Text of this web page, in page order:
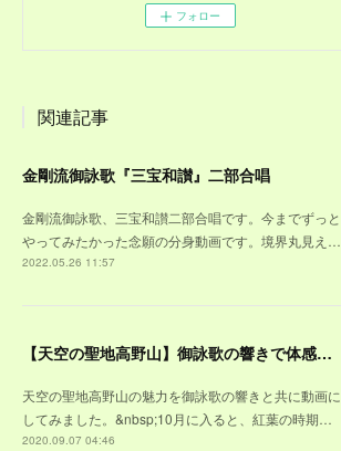
フォロー
関連記事
金剛流御詠歌『三宝和讃』二部合唱
金剛流御詠歌、三宝和讃二部合唱です。今までずっと
やってみたかった念願の分身動画です。境界丸見え…
2022.05.26 11:57
【天空の聖地高野山】御詠歌の響きで体感する高野山～紅葉の山々や、雪景色に包まれた壇上伽藍、荘厳な奥之院の風景を、観光する気分で味わって下さい
天空の聖地高野山の魅力を御詠歌の響きと共に動画に
してみました。&nbsp;10月に入ると、紅葉の時期…
2020.09.07 04:46